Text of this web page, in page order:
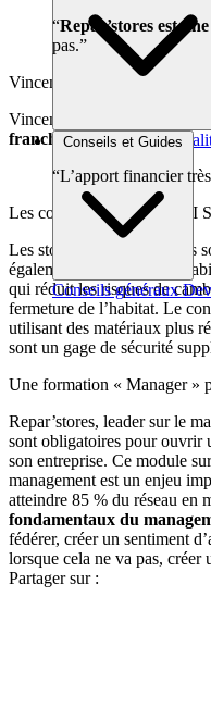
Brèves et actus
Conseils et Guides
Conseils généraux
“Repar’stores est
pas.”
Vincent Michelino – 41 ans,
Vincent a ressenti le besoin
franchiseur.
“L’apport financier
Les conseils Repar’stores II
Les stores et volets roulants
également la sécurité des
qui réduit les risques de
fermeture de l’habitat. Le
utilisant des matériaux plus
sont un gage de sécurité
Une formation « Manager »
Repar’stores, leader sur le
sont obligatoires pour ouvrir
son entreprise. Ce module
management est un enjeu
atteindre 85 % du réseau en
fondamentaux du
fédérer, créer un sentiment
lorsque cela ne va pas, créer
Partager sur :